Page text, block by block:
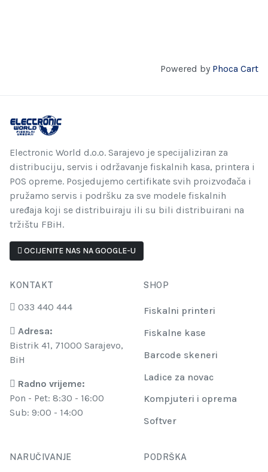
Powered by Phoca Cart
Electronic World d.o.o. Sarajevo je specijaliziran za
distribuciju, servis i održavanje fiskalnih kasa, printera i
POS opreme. Posjedujemo certifikate svih proizvođača i
pružamo servis i podršku za sve modele fiskalnih
uređaja koji se distribuiraju ili su bili distribuirani na
tržištu FBiH.
OCIJENITE NAS NA GOOGLE-U
KONTAKT
033 440 444
Adresa:
Bistrik 41, 71000 Sarajevo,
BiH
Radno vrijeme:
Pon - Pet: 8:30 - 16:00
Sub: 9:00 - 14:00
SHOP
Fiskalni printeri
Fiskalne kase
Barcode skeneri
Ladice za novac
Kompjuteri i oprema
Softver
NARUČIVANJE PODRŠKA